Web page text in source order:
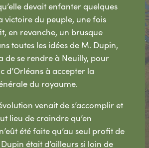
devait enfanter quelques
victoire du peuple, une fois
en revanche, un brusque
toutes les idées de M. Dupin,
de se rendre à Neuilly, pour
d’Orléans à accepter la
du royaume.
venait de s’accomplir et
lieu de craindre qu’en
été faite qu’au seul profit de
était d’ailleurs si loin de